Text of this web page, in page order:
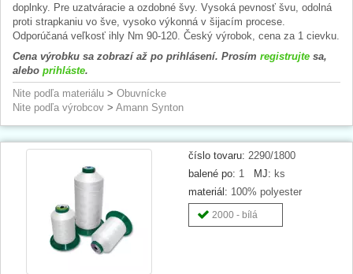
doplnky. Pre uzatváracie a ozdobné švy. Vysoká pevnosť švu, odolná
proti strapkaniu vo šve, vysoko výkonná v šijacím procese.
Odporúčaná veľkosť ihly Nm 90-120. Český výrobok, cena za 1 cievku.
Cena výrobku sa zobrazí až po prihlásení. Prosím registrujte sa,
alebo prihláste.
Nite podľa materiálu > Obuvnícke
Nite podľa výrobcov > Amann Synton
číslo tovaru: 2290/1800
balené po: 1 MJ: ks
materiál: 100% polyester
2000 - bílá